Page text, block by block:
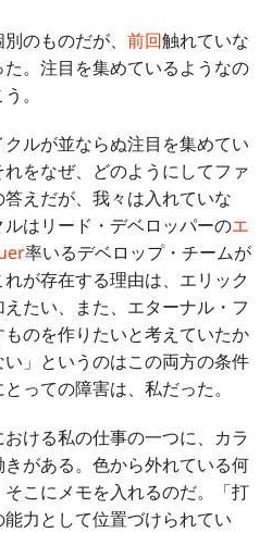
のものだが、前回触れていな
。注目を集めているようなの
。
ルが並ならぬ注目を集めてい
をなぜ、どのようにしてファ
えだが、我々は入れていな
はリード・デベロッパーのエ
率いるデベロップ・チームが
が存在する理由は、エリック
たい、また、エターナル・フ
のを作りたいと考えていたか
」というのはこの両方の条件
っての障害は、私だった。
ける私の仕事の一つに、カラ
がある。色から外れている何
こにメモを入れるのだ。「打
力として位置づけられてい